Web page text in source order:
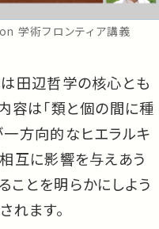
学術フロンティア講義
田辺哲学の核心とも
容は「類と個の間に種
方向的なヒエラルキ
互に影響を与えあう
とを明らかにしよう
れます。